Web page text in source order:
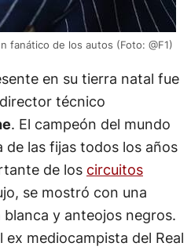
fanático de los autos (Foto: @F1)
en su tierra natal fue
técnico
. El campeón del mundo
de las fijas todos los años
de los circuitos
se mostró con una
y anteojos negros.
ex mediocampista del Real